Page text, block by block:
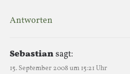
Antworten
Sebastiansagt:
15. September 2008 um 15:21 Uhr